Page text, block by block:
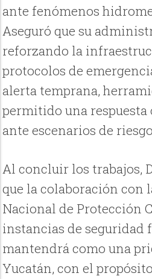
ante fenómenos
Aseguró que su
reforzando la
protocolos de
alerta temprana,
permitido una respuesta
ante escenarios de
Al concluir los trabajos,
que la colaboración con
Nacional de Protección
instancias de seguridad
mantendrá como una
Yucatán, con el